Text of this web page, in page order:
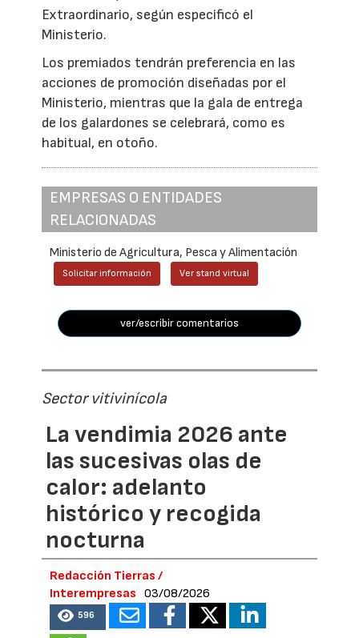
Extraordinario, según especificó el
Ministerio.
Los premiados tendrán preferencia en las
acciones de promoción diseñadas por el
Ministerio, mientras que la gala de entrega
de los galardones se celebrará, como es
habitual, en otoño.
EMPRESAS O ENTIDADES
RELACIONADAS
Ministerio de Agricultura, Pesca y Alimentación
Solicitar información Ver stand virtual
ver/escribir comentarios
Sector vitivinícola
La vendimia 2026 ante
las sucesivas olas de
calor: adelanto
histórico y recogida
nocturna
Redacción Tierras /
Interempresas
03/08/2026
596